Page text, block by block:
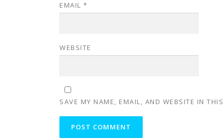
EMAIL *
WEBSITE
SAVE MY NAME, EMAIL, AND WEBSITE IN